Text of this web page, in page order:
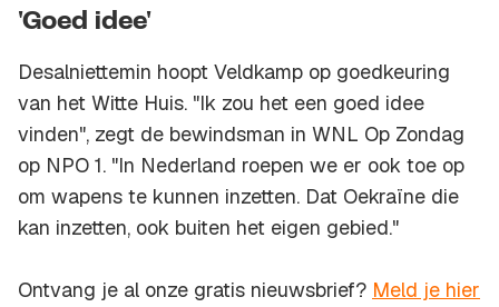
'Goed idee'
Desalniettemin hoopt Veldkamp op goedkeuring
van het Witte Huis. "Ik zou het een goed idee
vinden", zegt de bewindsman in WNL Op Zondag
op NPO 1. "In Nederland roepen we er ook toe op
om wapens te kunnen inzetten. Dat Oekraïne die
kan inzetten, ook buiten het eigen gebied."
Ontvang je al onze gratis nieuwsbrief? Meld je hier